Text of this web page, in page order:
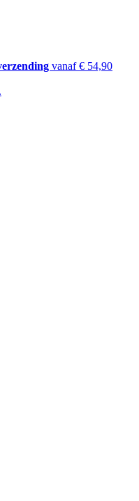
vanaf € 54,90